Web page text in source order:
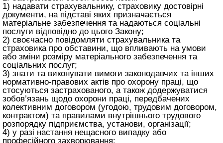
1) надавати страхувальнику, страховику достовірні
документи, на підставі яких призначається
матеріальне забезпечення та надаються соціальні
послуги відповідно до цього Закону;
2) своєчасно повідомляти страхувальника та
страховика про обставини, що впливають на умови
або зміни розміру матеріального забезпечення та
соціальних послуг;
3) знати та виконувати вимоги законодавчих та інших
нормативно-правових актів про охорону праці, що
стосуються застрахованого, а також додержуватися
зобов’язань щодо охорони праці, передбачених
колективним договором (угодою, трудовим договором,
контрактом) та правилами внутрішнього трудового
розпорядку підприємства, установи, організації;
4) у разі настання нещасного випадку або
професійного захворювання: